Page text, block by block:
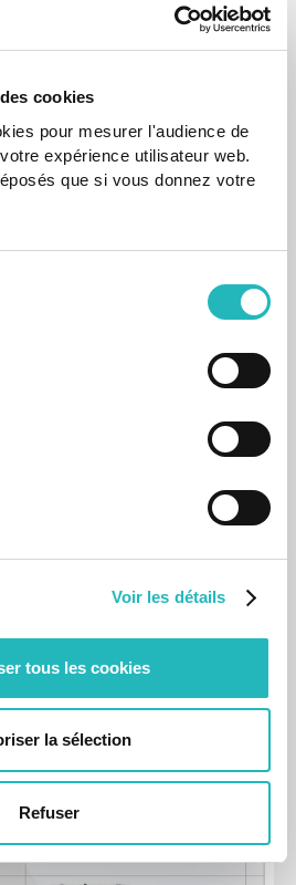
cookies
pour mesurer l'audience de
expérience utilisateur web.
que si vous donnez votre
Voir les détails
tous les cookies
la sélection
Refuser
se para o Desafio
de Kick-off em Lisboa e
em março, com a apresentação